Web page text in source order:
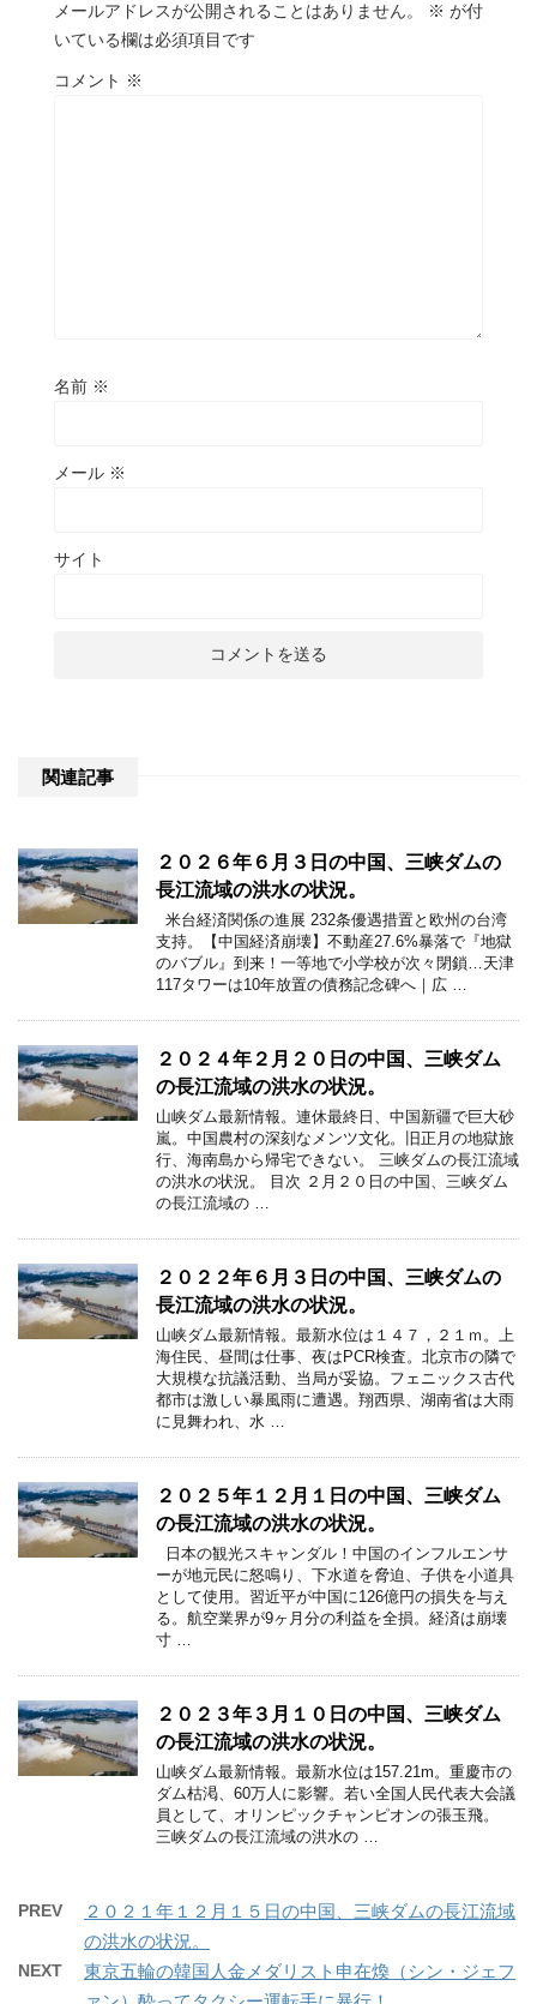
メールアドレスが公開されることはありません。 ※ が付
いている欄は必須項目です
コメント ※
名前 ※
メール ※
サイト
関連記事
２０２６年６月３日の中国、三峡ダムの
長江流域の洪水の状況。
米台経済関係の進展 232条優遇措置と欧州の台湾
支持。【中国経済崩壊】不動産27.6%暴落で『地獄
のバブル』到来！一等地で小学校が次々閉鎖…天津
117タワーは10年放置の債務記念碑へ｜広 …
２０２４年２月２０日の中国、三峡ダム
の長江流域の洪水の状況。
山峡ダム最新情報。連休最終日、中国新疆で巨大砂
嵐。中国農村の深刻なメンツ文化。旧正月の地獄旅
行、海南島から帰宅できない。 三峡ダムの長江流域
の洪水の状況。 目次 ２月２０日の中国、三峡ダム
の長江流域の …
２０２２年６月３日の中国、三峡ダムの
長江流域の洪水の状況。
山峡ダム最新情報。最新水位は１４７，２１ｍ。上
海住民、昼間は仕事、夜はPCR検査。北京市の隣で
大規模な抗議活動、当局が妥協。フェニックス古代
都市は激しい暴風雨に遭遇。翔西県、湖南省は大雨
に見舞われ、水 …
２０２５年１２月１日の中国、三峡ダム
の長江流域の洪水の状況。
日本の観光スキャンダル！中国のインフルエンサ
ーが地元民に怒鳴り、下水道を脅迫、子供を小道具
として使用。習近平が中国に126億円の損失を与え
る。航空業界が9ヶ月分の利益を全損。経済は崩壊
寸 …
２０２３年３月１０日の中国、三峡ダム
の長江流域の洪水の状況。
山峡ダム最新情報。最新水位は157.21m。重慶市の
ダム枯渇、60万人に影響。若い全国人民代表大会議
員として、オリンピックチャンピオンの張玉飛。
三峡ダムの長江流域の洪水の …
PREV
２０２１年１２月１５日の中国、三峡ダムの長江流域
の洪水の状況。
NEXT
東京五輪の韓国人金メダリスト申在煥（シン・ジェフ